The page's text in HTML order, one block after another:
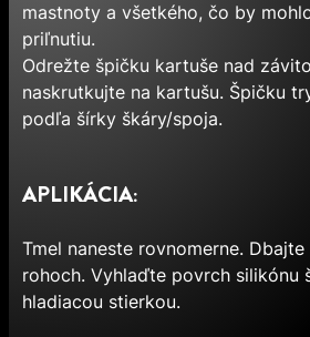
mastnoty a všetkého, čo by
priľnutiu.
Odrežte špičku kartuše nad
naskrutkujte na kartušu. Špičku
podľa šírky škáry/spoja.
APLIKÁCIA:
Tmel naneste rovnomerne.
rohoch. Vyhlaďte povrch silikónu
hladiacou stierkou.